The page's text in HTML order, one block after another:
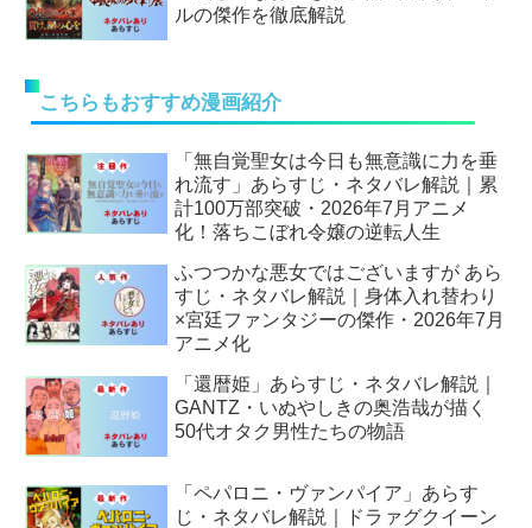
ルの傑作を徹底解説
こちらもおすすめ漫画紹介
「無自覚聖女は今日も無意識に力を垂
れ流す」あらすじ・ネタバレ解説｜累
計100万部突破・2026年7月アニメ
化！落ちこぼれ令嬢の逆転人生
ふつつかな悪女ではございますが あら
すじ・ネタバレ解説｜身体入れ替わり
×宮廷ファンタジーの傑作・2026年7月
アニメ化
「還暦姫」あらすじ・ネタバレ解説｜
GANTZ・いぬやしきの奥浩哉が描く
50代オタク男性たちの物語
「ペパロニ・ヴァンパイア」あらす
じ・ネタバレ解説｜ドラァグクイーン